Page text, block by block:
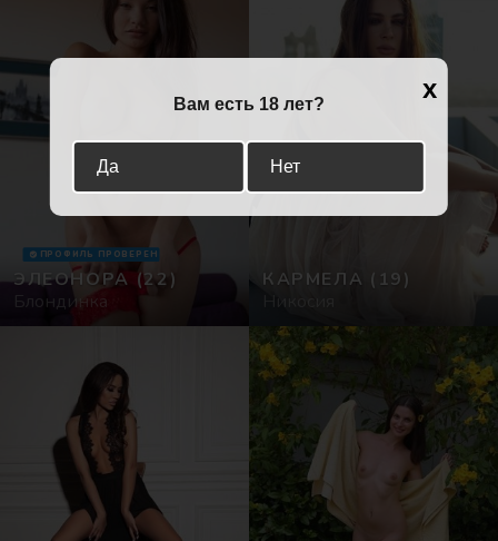
ЭЛЕОНОРА (22)
Блондинка
ПРОФИЛЬ ПРОВЕРЕН
КАРМЕЛА (19)
Никосия
x
Вам есть 18 лет?
Да Нет